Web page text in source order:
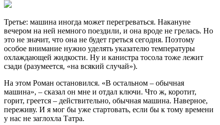
Третье: машина иногда может перегреваться. Накануне
вечером на ней немного поездили, и она вроде не грелась. Но
это не значит, что она не будет греться сегодня. Поэтому
особое внимание нужно уделять указателю температуры
охлаждающей жидкости. Ну и канистра тосола тоже лежит
сзади (разумеется, «на всякий случай»).
На этом Роман остановился. «В остальном – обычная
машина», – сказал он мне и отдал ключи. Что ж, коротит,
горит, греется – действительно, обычная машина. Наверное,
переживу. И я мог бы уже стартовать, если бы к тому времени
у нас не заглохла Татра.